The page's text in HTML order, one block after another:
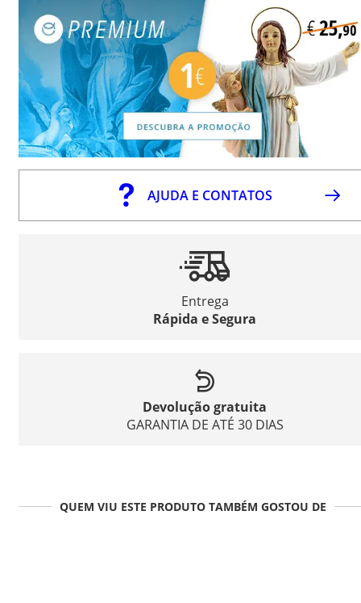
AJUDA E CONTATOS
Entrega
Rápida e Segura
Devolução gratuita
GARANTIA DE ATÉ 30 DIAS
QUEM VIU ESTE PRODUTO TAMBÉM GOSTOU DE